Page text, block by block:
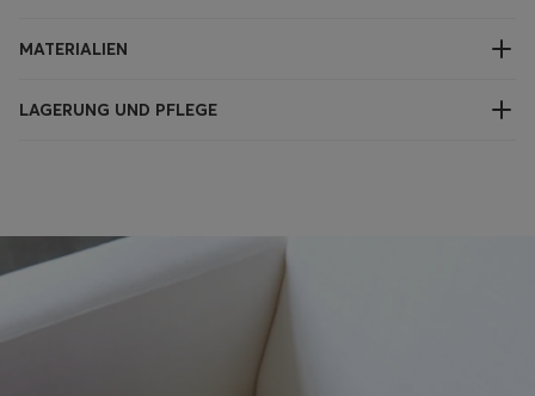
MATERIALIEN
LAGERUNG UND PFLEGE